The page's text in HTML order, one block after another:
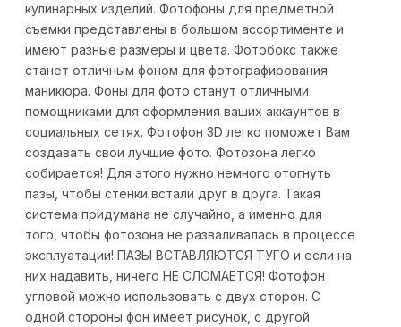
кулинарных изделий. Фотофоны для предметной
съемки представлены в большом ассортименте и
имеют разные размеры и цвета. Фотобокс также
станет отличным фоном для фотографирования
маникюра. Фоны для фото станут отличными
помощниками для оформления ваших аккаунтов в
социальных сетях. Фотофон 3D легко поможет Вам
создавать свои лучшие фото. Фотозона легко
собирается! Для этого нужно немного отогнуть
пазы, чтобы стенки встали друг в друга. Такая
система придумана не случайно, а именно для
того, чтобы фотозона не разваливалась в процессе
эксплуатации! ПАЗЫ ВСТАВЛЯЮТСЯ ТУГО и если на
них надавить, ничего НЕ СЛОМАЕТСЯ! Фотофон
угловой можно использовать с двух сторон. С
одной стороны фон имеет рисунок, с другой